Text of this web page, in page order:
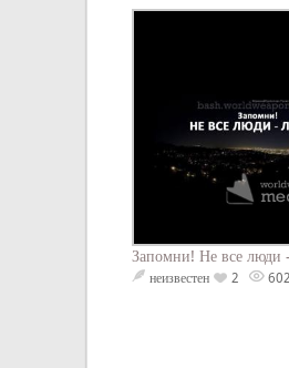
Запомни! Не все люди
неизвестен 2 602